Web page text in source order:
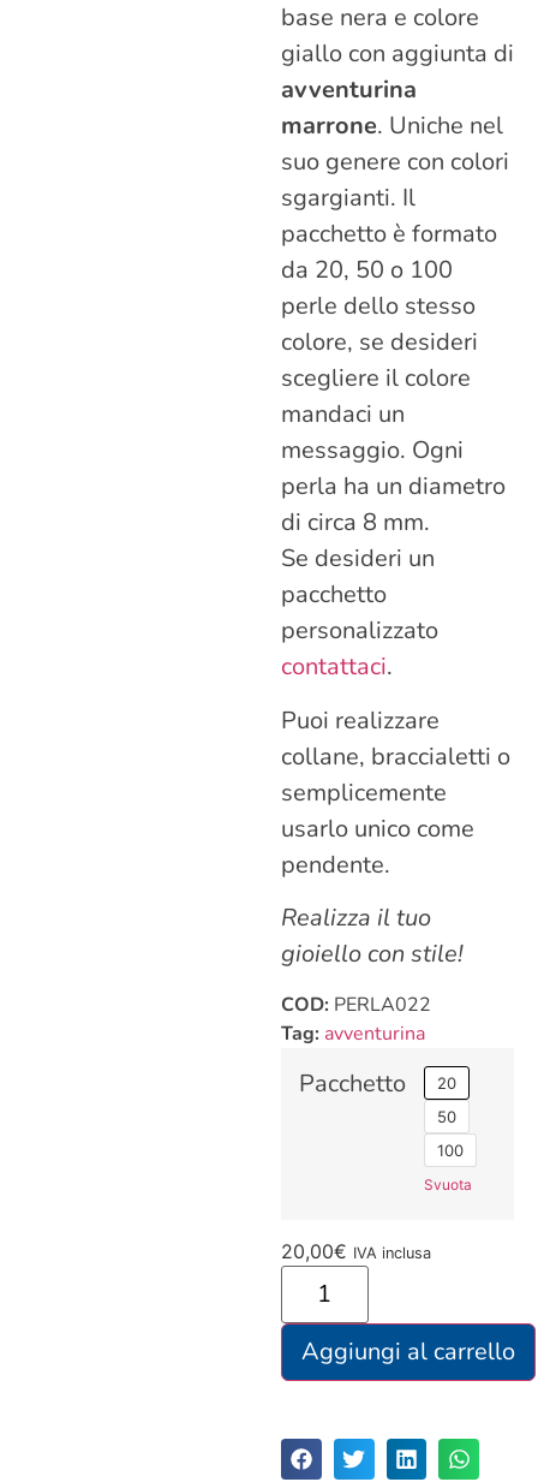
base nera e colore
giallo con aggiunta di
avventurina
marrone. Uniche nel
suo genere con colori
sgargianti. Il
pacchetto è formato
da 20, 50 o 100
perle dello stesso
colore, se desideri
scegliere il colore
mandaci un
messaggio. Ogni
perla ha un diametro
di circa 8 mm.
Se desideri un
pacchetto
personalizzato
contattaci.
Puoi realizzare
collane, braccialetti o
semplicemente
usarlo unico come
pendente.
Realizza il tuo
gioiello con stile!
COD: PERLA022
Tag: avventurina
Pacchetto
20
50
100
Svuota
20,00€ IVA inclusa
Aggiungi al carrello